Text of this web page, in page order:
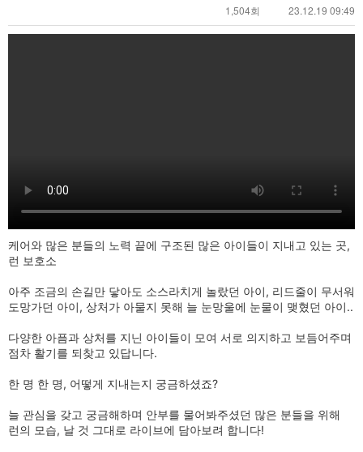
1,504회 23.12.19 09:49
케어와 많은 분들의 노력 끝에 구조된 많은 아이들이 지내고 있는 곳,
런 보호소
아주 조금의 손길만 닿아도 소스라치게 놀랐던 아이, 리드줄이 무서워
도망가던 아이, 상처가 아물지 못해 늘 눈망울에 눈물이 맺혔던 아이..
다양한 아픔과 상처를 지닌 아이들이 모여 서로 의지하고 보듬어주며
점차 활기를 되찾고 있답니다.
한 명 한 명, 어떻게 지내는지 궁금하셨죠?
늘 관심을 갖고 궁금해하며 안부를 물어봐주셨던 많은 분들을 위해
런의 모습, 날 것 그대로 라이브에 담아보려 합니다!